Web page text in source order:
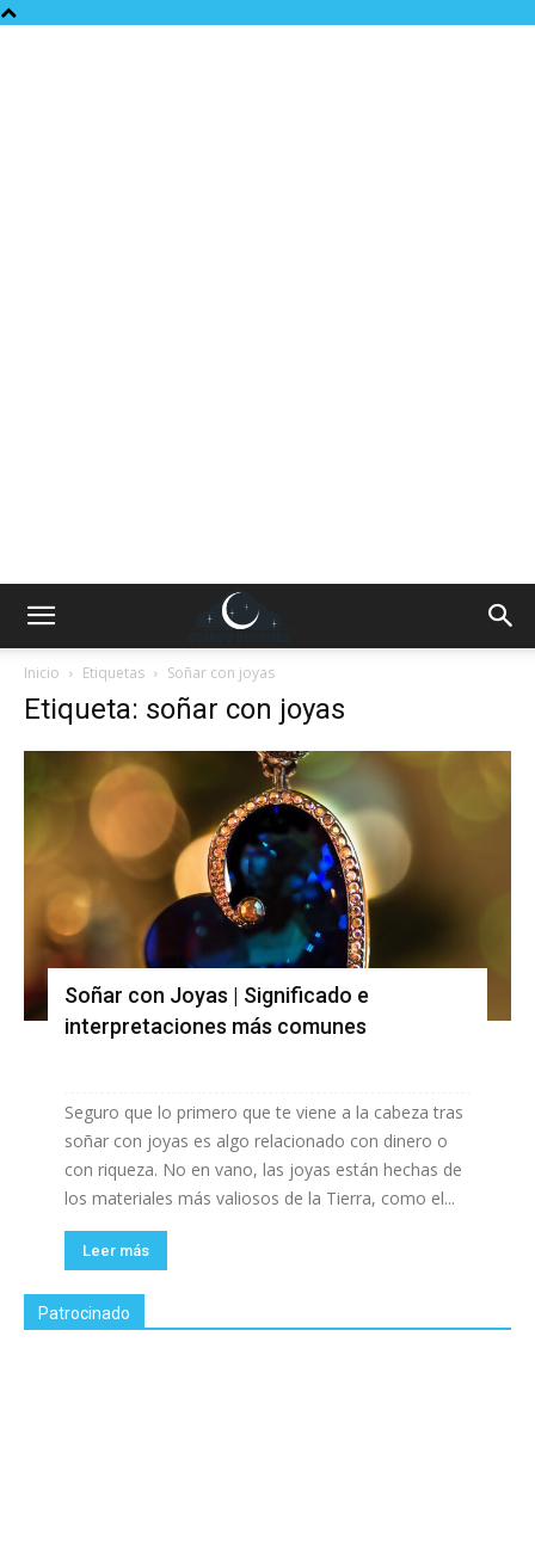
Inicio Etiquetas Soñar con joyas
Etiqueta: soñar con joyas
Soñar con Joyas | Significado e
interpretaciones más comunes
Seguro que lo primero que te viene a la cabeza tras
soñar con joyas es algo relacionado con dinero o
con riqueza. No en vano, las joyas están hechas de
los materiales más valiosos de la Tierra, como el...
Leer más
Patrocinado